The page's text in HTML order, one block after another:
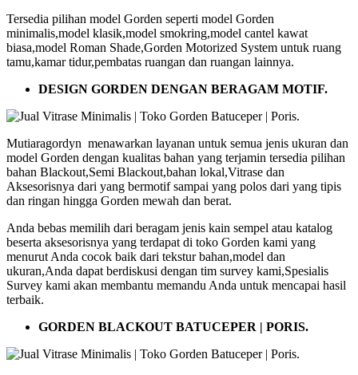
Tersedia pilihan model Gorden seperti model Gorden
minimalis,model klasik,model smokring,model cantel kawat
biasa,model Roman Shade,Gorden Motorized System untuk ruang
tamu,kamar tidur,pembatas ruangan dan ruangan lainnya.
DESIGN GORDEN DENGAN BERAGAM MOTIF.
Mutiaragordyn menawarkan layanan untuk semua jenis ukuran dan
model Gorden dengan kualitas bahan yang terjamin tersedia pilihan
bahan Blackout,Semi Blackout,bahan lokal,Vitrase dan
Aksesorisnya dari yang bermotif sampai yang polos dari yang tipis
dan ringan hingga Gorden mewah dan berat.
Anda bebas memilih dari beragam jenis kain sempel atau katalog
beserta aksesorisnya yang terdapat di toko Gorden kami yang
menurut Anda cocok baik dari tekstur bahan,model dan
ukuran,Anda dapat berdiskusi dengan tim survey kami,Spesialis
Survey kami akan membantu memandu Anda untuk mencapai hasil
terbaik.
GORDEN BLACKOUT BATUCEPER | PORIS.